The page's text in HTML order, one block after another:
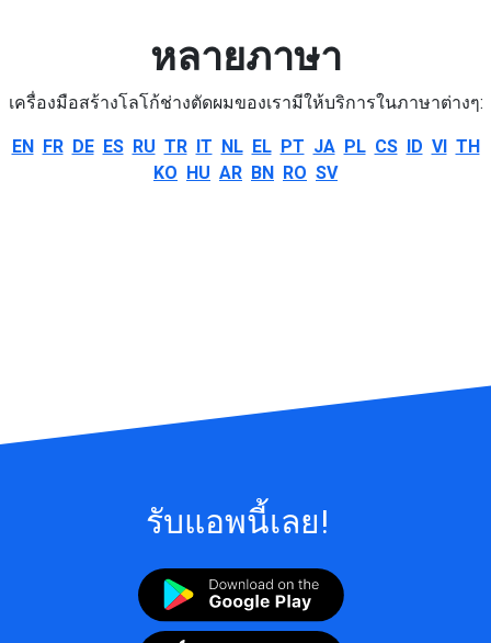
หลายภาษา
เครื่องมือสร้างโลโก้ช่างตัดผมของเรามีให้บริการในภาษาต่างๆ:
EN FR DE ES RU TR IT NL EL PT JA PL CS ID VI TH
KO HU AR BN RO SV
รับแอพนี้เลย!